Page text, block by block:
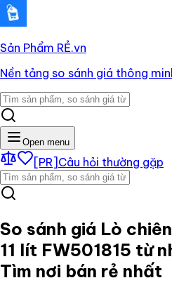
Sản Phẩm RẺ.vn
Nền tảng so sánh giá thông
Open menu
[PR] Câu hỏi thường gặp
So sánh giá Lò
11 lít FW501815 từ
Tìm nơi bán rẻ nhất